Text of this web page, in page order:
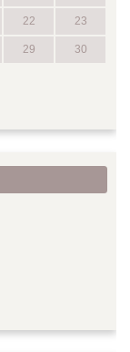
22 23
29 30